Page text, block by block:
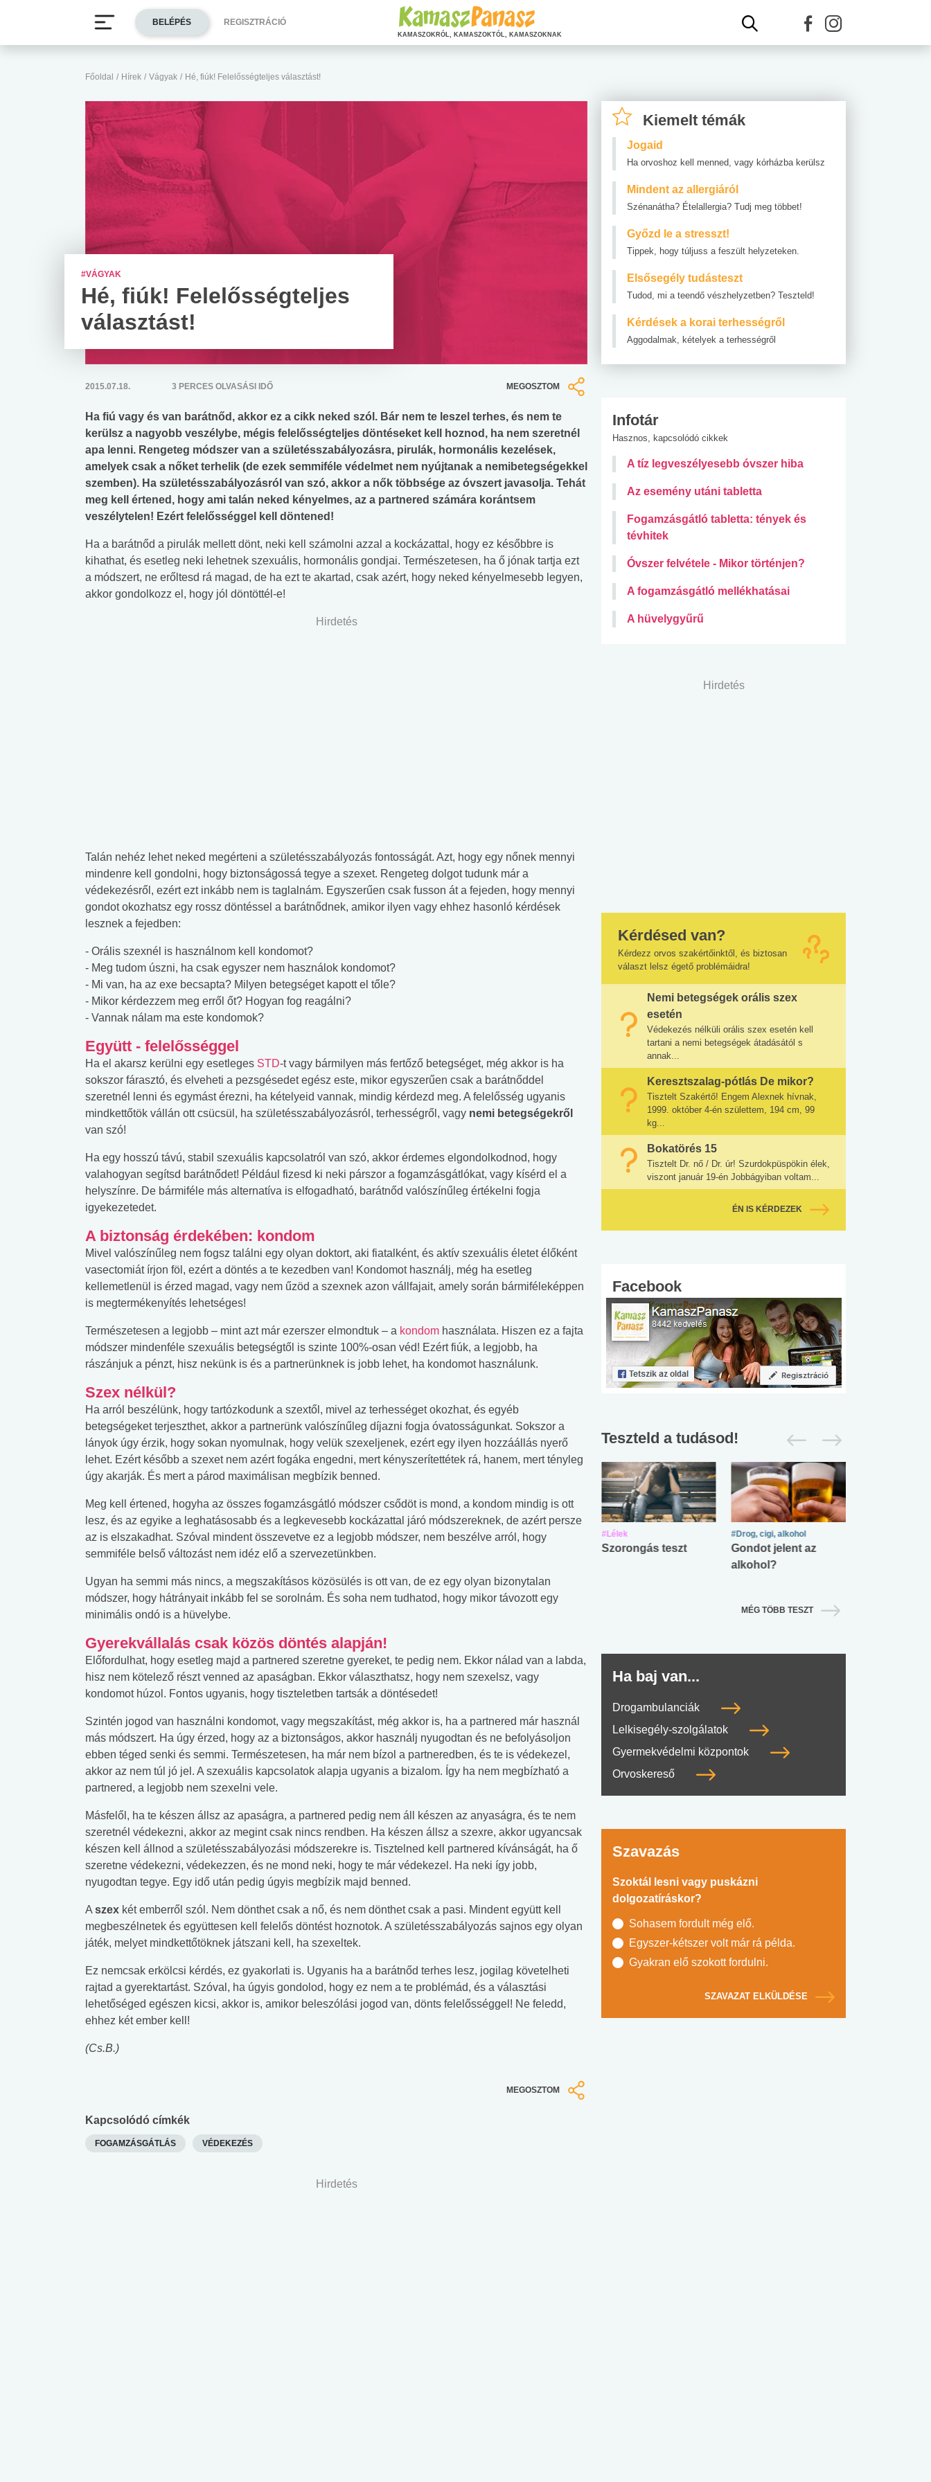
Főoldal / Hírek / Vágyak / Hé, fiúk! Felelősségteljes választást!
#VÁGYAK
Hé, fiúk! Felelősségteljes
választást!
2015.07.18. 3 PERCES OLVASÁSI IDŐ MEGOSZTOM
Ha fiú vagy és van barátnőd, akkor ez a cikk neked szól. Bár nem te leszel terhes, és nem te
kerülsz a nagyobb veszélybe, mégis felelősségteljes döntéseket kell hoznod, ha nem szeretnél
apa lenni. Rengeteg módszer van a születésszabályozásra, pirulák, hormonális kezelések,
amelyek csak a nőket terhelik (de ezek semmiféle védelmet nem nyújtanak a nemibetegségekkel
szemben). Ha születésszabályozásról van szó, akkor a nők többsége az óvszert javasolja. Tehát
meg kell értened, hogy ami talán neked kényelmes, az a partnered számára korántsem
veszélytelen! Ezért felelősséggel kell döntened!
Ha a barátnőd a pirulák mellett dönt, neki kell számolni azzal a kockázattal, hogy ez későbbre is
kihathat, és esetleg neki lehetnek szexuális, hormonális gondjai. Természetesen, ha ő jónak tartja ezt
a módszert, ne erőltesd rá magad, de ha ezt te akartad, csak azért, hogy neked kényelmesebb legyen,
akkor gondolkozz el, hogy jól döntöttél-e!
Hirdetés
Talán nehéz lehet neked megérteni a születésszabályozás fontosságát. Azt, hogy egy nőnek mennyi
mindenre kell gondolni, hogy biztonságossá tegye a szexet. Rengeteg dolgot tudunk már a
védekezésről, ezért ezt inkább nem is taglalnám. Egyszerűen csak fusson át a fejeden, hogy mennyi
gondot okozhatsz egy rossz döntéssel a barátnődnek, amikor ilyen vagy ehhez hasonló kérdések
lesznek a fejedben:
- Orális szexnél is használnom kell kondomot?
- Meg tudom úszni, ha csak egyszer nem használok kondomot?
- Mi van, ha az exe becsapta? Milyen betegséget kapott el tőle?
- Mikor kérdezzem meg erről őt? Hogyan fog reagálni?
- Vannak nálam ma este kondomok?
Együtt - felelősséggel
Ha el akarsz kerülni egy esetleges STD-t vagy bármilyen más fertőző betegséget, még akkor is ha
sokszor fárasztó, és elveheti a pezsgésedet egész este, mikor egyszerűen csak a barátnőddel
szeretnél lenni és egymást érezni, ha kételyeid vannak, mindig kérdezd meg. A felelősség ugyanis
mindkettőtök vállán ott csücsül, ha születésszabályozásról, terhességről, vagy nemi betegségekről
van szó!
Ha egy hosszú távú, stabil szexuális kapcsolatról van szó, akkor érdemes elgondolkodnod, hogy
valahogyan segítsd barátnődet! Például fizesd ki neki párszor a fogamzásgátlókat, vagy kísérd el a
helyszínre. De bármiféle más alternatíva is elfogadható, barátnőd valószínűleg értékelni fogja
igyekezetedet.
A biztonság érdekében: kondom
Mivel valószínűleg nem fogsz találni egy olyan doktort, aki fiatalként, és aktív szexuális életet élőként
vasectomiát írjon föl, ezért a döntés a te kezedben van! Kondomot használj, még ha esetleg
kellemetlenül is érzed magad, vagy nem űzöd a szexnek azon vállfajait, amely során bármiféleképpen
is megtermékenyítés lehetséges!
Természetesen a legjobb – mint azt már ezerszer elmondtuk – a kondom használata. Hiszen ez a fajta
módszer mindenféle szexuális betegségtől is szinte 100%-osan véd! Ezért fiúk, a legjobb, ha
rászánjuk a pénzt, hisz nekünk is és a partnerünknek is jobb lehet, ha kondomot használunk.
Szex nélkül?
Ha arról beszélünk, hogy tartózkodunk a szextől, mivel az terhességet okozhat, és egyéb
betegségeket terjeszthet, akkor a partnerünk valószínűleg díjazni fogja óvatosságunkat. Sokszor a
lányok úgy érzik, hogy sokan nyomulnak, hogy velük szexeljenek, ezért egy ilyen hozzáállás nyerő
lehet. Ezért később a szexet nem azért fogáka engedni, mert kényszerítettétek rá, hanem, mert tényleg
úgy akarják. És mert a párod maximálisan megbízik benned.
Meg kell értened, hogyha az összes fogamzásgátló módszer csődöt is mond, a kondom mindig is ott
lesz, és az egyike a leghatásosabb és a legkevesebb kockázattal járó módszereknek, de azért persze
az is elszakadhat. Szóval mindent összevetve ez a legjobb módszer, nem beszélve arról, hogy
semmiféle belső változást nem idéz elő a szervezetünkben.
Ugyan ha semmi más nincs, a megszakításos közösülés is ott van, de ez egy olyan bizonytalan
módszer, hogy hátrányait inkább fel se sorolnám. És soha nem tudhatod, hogy mikor távozott egy
minimális ondó is a hüvelybe.
Gyerekvállalás csak közös döntés alapján!
Előfordulhat, hogy esetleg majd a partnered szeretne gyereket, te pedig nem. Ekkor nálad van a labda,
hisz nem kötelező részt venned az apaságban. Ekkor választhatsz, hogy nem szexelsz, vagy
kondomot húzol. Fontos ugyanis, hogy tiszteletben tartsák a döntésedet!
Szintén jogod van használni kondomot, vagy megszakítást, még akkor is, ha a partnered már használ
más módszert. Ha úgy érzed, hogy az a biztonságos, akkor használj nyugodtan és ne befolyásoljon
ebben téged senki és semmi. Természetesen, ha már nem bízol a partneredben, és te is védekezel,
akkor az nem túl jó jel. A szexuális kapcsolatok alapja ugyanis a bizalom. Így ha nem megbízható a
partnered, a legjobb nem szexelni vele.
Másfelől, ha te készen állsz az apaságra, a partnered pedig nem áll készen az anyaságra, és te nem
szeretnél védekezni, akkor az megint csak nincs rendben. Ha készen állsz a szexre, akkor ugyancsak
készen kell állnod a születésszabályozási módszerekre is. Tisztelned kell partnered kívánságát, ha ő
szeretne védekezni, védekezzen, és ne mond neki, hogy te már védekezel. Ha neki így jobb,
nyugodtan tegye. Egy idő után pedig úgyis megbízik majd benned.
A szex két emberről szól. Nem dönthet csak a nő, és nem dönthet csak a pasi. Mindent együtt kell
megbeszélnetek és együttesen kell felelős döntést hoznotok. A születésszabályozás sajnos egy olyan
játék, melyet mindkettőtöknek játszani kell, ha szexeltek.
Ez nemcsak erkölcsi kérdés, ez gyakorlati is. Ugyanis ha a barátnőd terhes lesz, jogilag követelheti
rajtad a gyerektartást. Szóval, ha úgyis gondolod, hogy ez nem a te problémád, és a választási
lehetőséged egészen kicsi, akkor is, amikor beleszólási jogod van, dönts felelősséggel! Ne feledd,
ehhez két ember kell!
(Cs.B.)
MEGOSZTOM
Kapcsolódó címkék
FOGAMZÁSGÁTLÁS VÉDEKEZÉS
Hirdetés
Kiemelt témák
Jogaid
Ha orvoshoz kell menned, vagy kórházba kerülsz
Mindent az allergiáról
Szénanátha? Ételallergia? Tudj meg többet!
Győzd le a stresszt!
Tippek, hogy túljuss a feszült helyzeteken.
Elsősegély tudásteszt
Tudod, mi a teendő vészhelyzetben? Teszteld!
Kérdések a korai terhességről
Aggodalmak, kételyek a terhességről
Infotár
Hasznos, kapcsolódó cikkek
A tíz legveszélyesebb óvszer hiba
Az esemény utáni tabletta
Fogamzásgátló tabletta: tények és
tévhitek
Óvszer felvétele - Mikor történjen?
A fogamzásgátló mellékhatásai
A hüvelygyűrű
Hirdetés
Kérdésed van?
Kérdezz orvos szakértőinktől, és biztosan
választ lelsz égető problémáidra!
Nemi betegségek orális szex
esetén
Védekezés nélküli orális szex esetén kell
tartani a nemi betegségek átadásától s
annak...
Keresztszalag-pótlás De mikor?
Tisztelt Szakértő! Engem Alexnek hívnak,
1999. október 4-én születtem, 194 cm, 99
kg...
Bokatörés 15
Tisztelt Dr. nő / Dr. úr! Szurdokpüspökin élek,
viszont január 19-én Jobbágyiban voltam...
ÉN IS KÉRDEZEK
Facebook
Teszteld a tudásod!
#Zöldövezet
Mekkora az ökológiai
#Betegségek
Elsősegély
#Suli, munka
Angol középfokú
No.42
#Suli, munka #Lélek
Szorongás teszt
#Drog, cigi, alkohol
Gondot jelent az
alkohol?
MÉG TÖBB TESZT
Ha baj van...
Drogambulanciák
Lelkisegély-szolgálatok
Gyermekvédelmi központok
Orvoskereső
Szavazás
Szoktál lesni vagy puskázni
dolgozatíráskor?
Sohasem fordult még elő.
Egyszer-kétszer volt már rá példa.
Gyakran elő szokott fordulni.
SZAVAZAT ELKÜLDÉSE
BELÉPÉS REGISZTRÁCIÓ
KAMASZOKRÓL, KAMASZOKTÓL, KAMASZOKNAK